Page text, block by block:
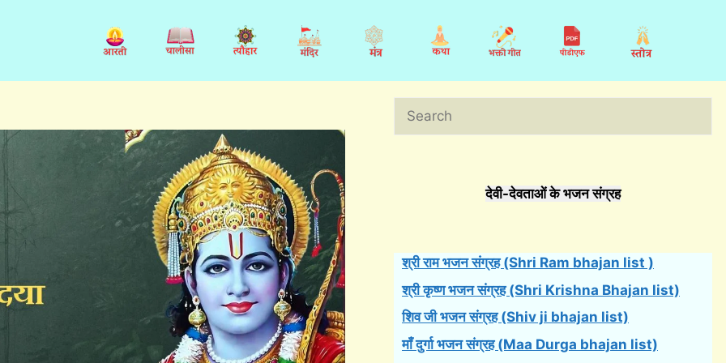
Search
देवी-देवताओं के भजन संग्रह
श्री राम भजन संग्रह (Shri Ram bhajan list )
श्री कृष्ण भजन संग्रह (Shri Krishna Bhajan list)
शिव जी भजन संग्रह (Shiv ji bhajan list)
माँ दुर्गा भजन संग्रह (Maa Durga bhajan list)